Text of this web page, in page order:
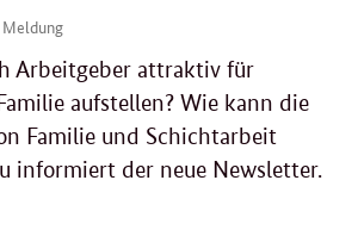
Arbeitgeber attraktiv für
aufstellen? Wie kann die
Familie und Schichtarbeit
informiert der neue Newsletter.